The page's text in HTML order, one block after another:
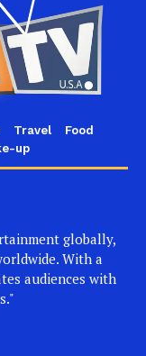
Travel
Food
up
globally,
With a
audiences with